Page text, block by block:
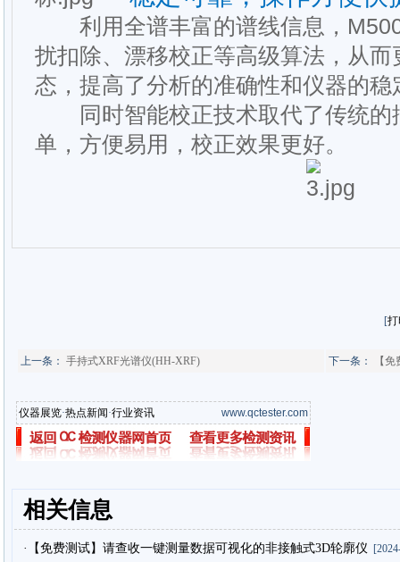
利用全谱丰富的谱线信息，
扰扣除、漂移校正等高级算法，从
态，提高了分析的准确性和仪器的稳
同时智能校正技术取代了传统的
单，方便易用，校正效果更好。
[打
上一条： 手持式XRF光谱仪(HH-XRF) 下一条： 【
仪器展览·热点新闻·行业资讯 www.qctester.com
相关信息
·【免费测试】请查收一键测量数据可视化的非接触式3D轮廓仪